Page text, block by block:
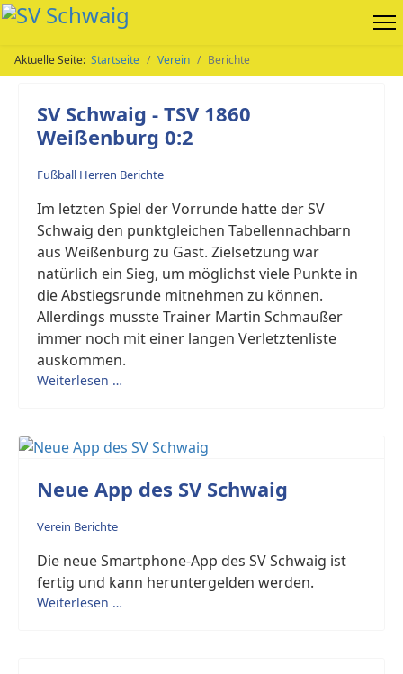
Aktuelle Seite: Startseite Verein Berichte
SV Schwaig - TSV 1860
Weißenburg 0:2
Fußball Herren Berichte
Im letzten Spiel der Vorrunde hatte der SV
Schwaig den punktgleichen Tabellennachbarn
aus Weißenburg zu Gast. Zielsetzung war
natürlich ein Sieg, um möglichst viele Punkte in
die Abstiegsrunde mitnehmen zu können.
Allerdings musste Trainer Martin Schmaußer
immer noch mit einer langen Verletztenliste
auskommen.
Weiterlesen …
Neue App des SV Schwaig
Verein Berichte
Die neue Smartphone-App des SV Schwaig ist
fertig und kann heruntergelden werden.
Weiterlesen …